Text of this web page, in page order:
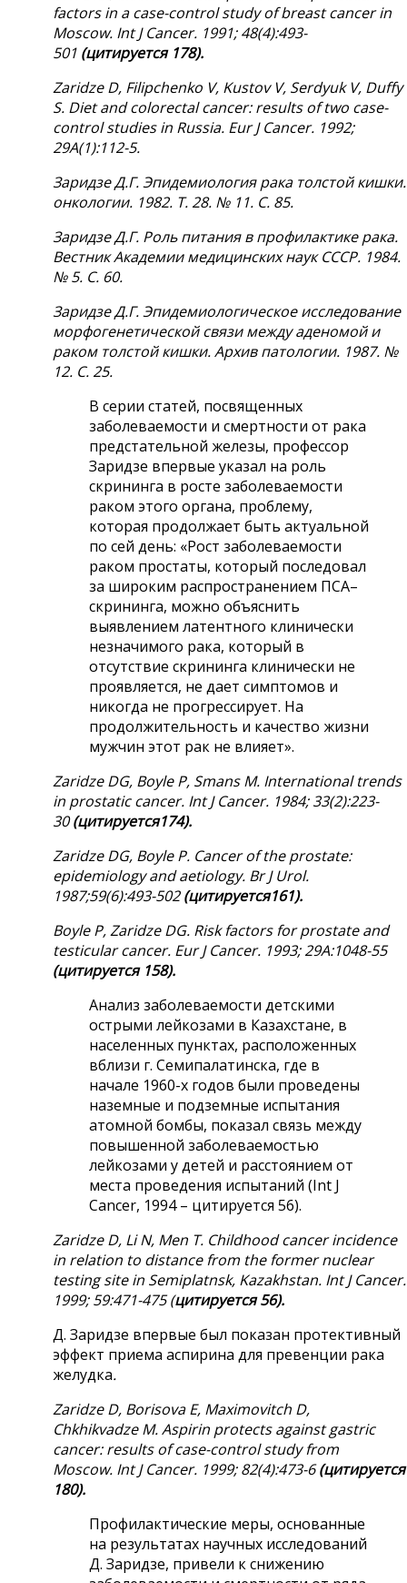
factors in a case-control study of breast cancer in
Moscow. Int J Cancer. 1991; 48(4):493-
501 (цитируется178).
Zaridze D, Filipchenko V, Kustov V, Serdyuk V, Duffy
S. Diet and colorectal cancer: results of two case-
control studies in Russia. Eur J Cancer. 1992;
29A(1):112-5.
ЗаридзеД.Г.Эпидемиология рака толстой кишки
онкологии. 1982. Т. 28. № 11. С. 85.
Заридзе Д.Г. Роль питания в профилактике рака.
Вестник Академии медицинских наук СССР. 1984.
№ 5. С. 60.
Заридзе Д.Г. Эпидемиологическое исследование
морфогенетической связи между аденомой и
раком толстой кишки. Архив патологии. 1987. №
12. С. 25.
В серии статей, посвященных
заболеваемости и смертности от рака
предстательной железы, профессор
Заридзе впервые указал на роль
скрининга в росте заболеваемости
раком этого органа, проблему,
которая продолжает быть актуальной
по сей день: «Рост заболеваемости
раком простаты, который последовал
за широким распространением ПСА–
скрининга, можно объяснить
выявлением латентного клинически
незначимого рака, который в
отсутствие скрининга клинически не
проявляется, не дает симптомов и
никогда не прогрессирует. На
продолжительность и качество жизни
мужчин этот рак не влияет».
Zaridze DG, Boyle P, Smans M. International trends
in prostatic cancer. Int J Cancer. 1984; 33(2):223-
30(цитируется174).
Zaridze DG, Boyle P. Cancer of the prostate:
epidemiology and aetiology. Br J Urol.
1987;59(6):493-502(цитируется161).
Boyle P, Zaridze DG. Risk factors for prostate and
testicular cancer. Eur J Cancer. 1993; 29A:1048-55
(цитируется 158).
Анализ заболеваемости детскими
острыми лейкозами в Казахстане, в
населенных пунктах, расположенных
вблизи г. Семипалатинска, где в
начале 1960-х годов были проведены
наземные и подземные испытания
атомной бомбы, показал связь между
повышенной заболеваемостью
лейкозами у детей и расстоянием от
места проведения испытаний (Int J
Cancer, 1994 – цитируется 56).
Zaridze D, Li N, Men T. Childhood cancer incidence
in relation to distance from the former nuclear
testing site in Semiplatnsk, Kazakhstan. Int J Cancer.
1999; 59:471-475 (цитируется 56).
Д. Заридзе впервые был показан протективный
эффект приема аспирина для превенции рака
желудка.
Zaridze D, Borisova E, Maximovitch D,
ChkhikvadzeМ. Aspirin protects against gastric
cancer: results of case-control study from
Moscow. Int J Cancer. 1999; 82(4):473-6(цитируется
180).
Профилактические меры, основанные
на результатах научных исследований
Д. Заридзе, привели к снижению